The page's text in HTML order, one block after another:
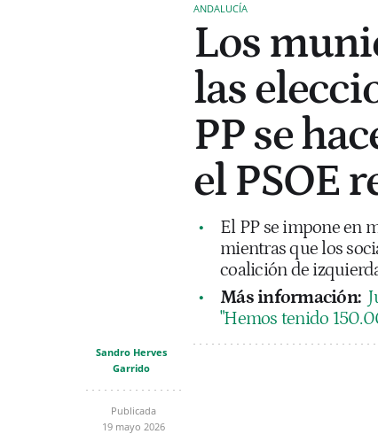
ANDALUCÍA
Los
las
PP se
el PSOE
El PP se impone en
mientras que los
coalición de
Más información:
"Hemos tenido
Sandro Herves
Garrido
Publicada
19 mayo 2026